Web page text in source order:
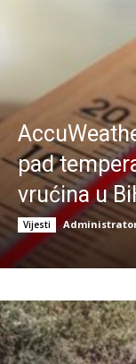
pad
vrućina u
Vijesti